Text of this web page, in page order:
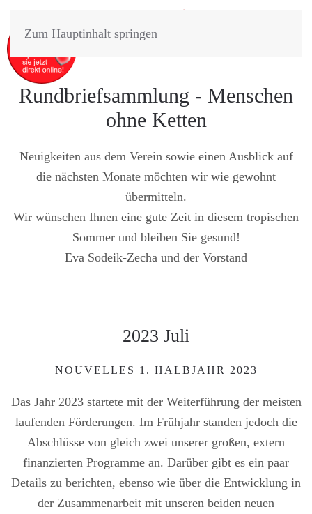
Zum Hauptinhalt springen
Rundbriefsammlung - Menschen
ohne Ketten
Neuigkeiten aus dem Verein sowie einen Ausblick auf
die nächsten Monate möchten wir wie gewohnt
übermitteln.
Wir wünschen Ihnen eine gute Zeit in diesem tropischen
Sommer und bleiben Sie gesund!
Eva Sodeik-Zecha und der Vorstand
2023 Juli
NOUVELLES 1. HALBJAHR 2023
Das Jahr 2023 startete mit der Weiterführung der meisten
laufenden Förderungen. Im Frühjahr standen jedoch die
Abschlüsse von gleich zwei unserer großen, extern
finanzierten Programme an. Darüber gibt es ein paar
Details zu berichten, ebenso wie über die Entwicklung in
der Zusammenarbeit mit unseren beiden neuen